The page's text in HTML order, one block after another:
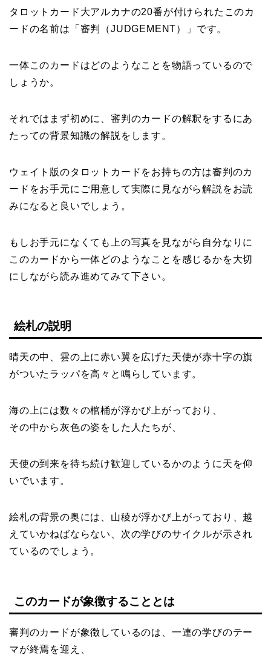
タロットカード大アルカナの20番が付けられたこのカ
ードの名前は「審判（JUDGEMENT）」です。
一体このカードはどのようなことを物語っているので
しょうか。
それではまず初めに、審判のカードの解釈をするにあ
たっての背景知識の解説をします。
ウェイト版のタロットカードをお持ちの方は審判のカ
ードをお手元にご用意して実際に見ながら解説をお読
みになると良いでしょう。
もしお手元になくても上の写真を見ながら自分なりに
このカードから一体どのようなことを感じるかを大切
にしながら読み進めてみて下さい。
絵札の説明
晴天の中、雲の上に赤い翼を広げた天使が赤十字の旗
がついたラッパを高々と鳴らしています。
海の上には数々の棺桶が浮かび上がっており、
その中から灰色の姿をした人たちが、
天使の到来を待ち続け歓迎しているかのように天を仰
いでいます。
絵札の背景の奥には、山稜が浮かび上がっており、越
えていかねばならない、次の学びのサイクルが示され
ているのでしょう。
このカードが象徴することとは
審判のカードが象徴しているのは、一連の学びのテー
マが終焉を迎え、